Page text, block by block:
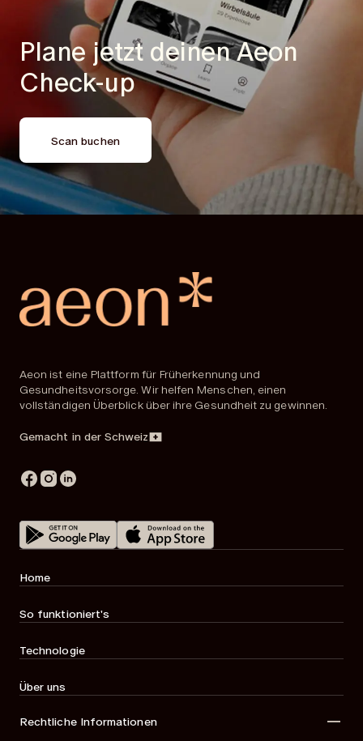
Plane jetzt deinenAeon
Check-up
Scan buchen
Aeon ist eine Plattform für Früherkennung und
Gesundheitsvorsorge. Wir helfen Menschen, einen
vollständigen Überblick über ihre Gesundheit zu gewinnen.
Gemacht in der Schweiz
Home
So funktioniert's
Technologie
Über uns
Rechtliche Informationen